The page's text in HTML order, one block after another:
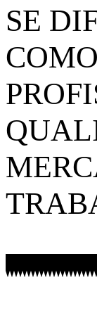
SE